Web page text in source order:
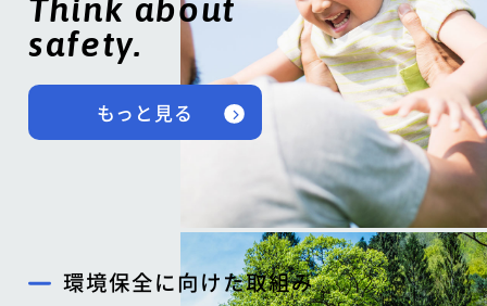
Think about
safety.
もっと見る
環境保全に向けた取組み